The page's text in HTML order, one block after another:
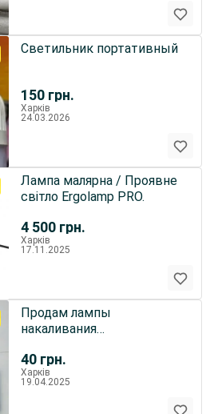
150 грн.
Светильник портативный
Харків
24.03.2026
4 500 грн.
Лампа малярна / Проявне
світло Ergolamp PRO.
Харків
17.11.2025
40 грн.
Продам лампы
накаливания
12В 30Вт
Харків
19.04.2025